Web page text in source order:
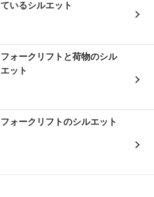
ているシルエット
フォークリフトと荷物のシル
エット
フォークリフトのシルエット